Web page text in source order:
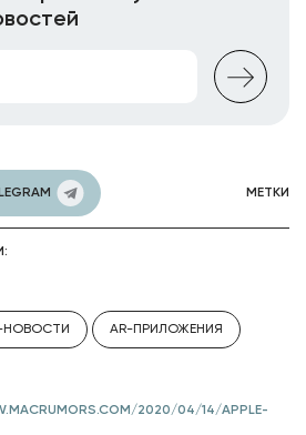
МЕТКИ
НОВОСТИ AR-ПРИЛОЖЕНИЯ
2020/04/14/APPLE-